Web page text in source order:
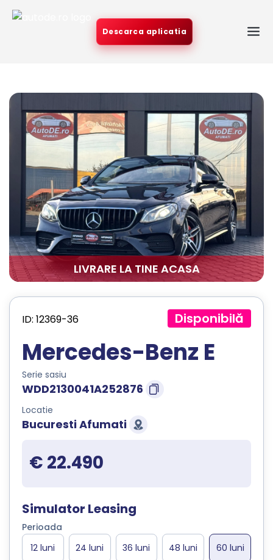
Descarca aplicatia
LIVRARE LA TINE ACASA
ID: 12369-36 Disponibilă
Mercedes-Benz E
Serie sasiu
WDD2130041A252876
Locatie
Bucuresti Afumati
€ 22.490
Simulator Leasing
Perioada